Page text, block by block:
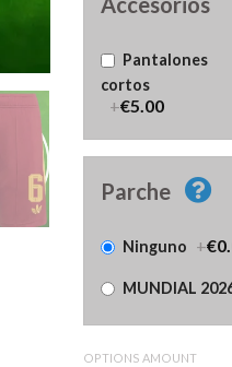
Pantalones
cortos
+€5.00
Parche
Ninguno +
MUNDIAL
OPTIONS AMOUNT